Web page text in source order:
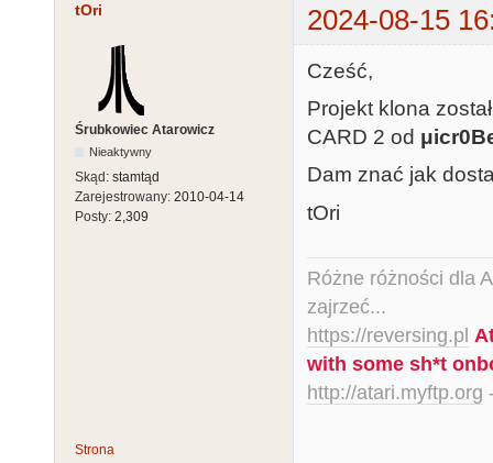
tOri 2024-08-15
Śrubkowiec Atarowicz
Nieaktywny
Skąd: stamtąd
Zarejestrowany: 2010-04-14
Posty: 2,309
Cześć,
Projekt klona
CARD 2 od
Dam znać jak
tOri
Różne różności dla
zajrzeć...
https://reversing.pl
with some sh*t
http://atari.myftp.org
Strona